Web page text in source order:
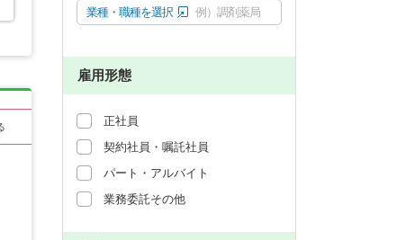
業種・職種を選択 例）調剤薬局
雇用形態
正社員
契約社員・嘱託社員
パート・アルバイト
業務委託その他